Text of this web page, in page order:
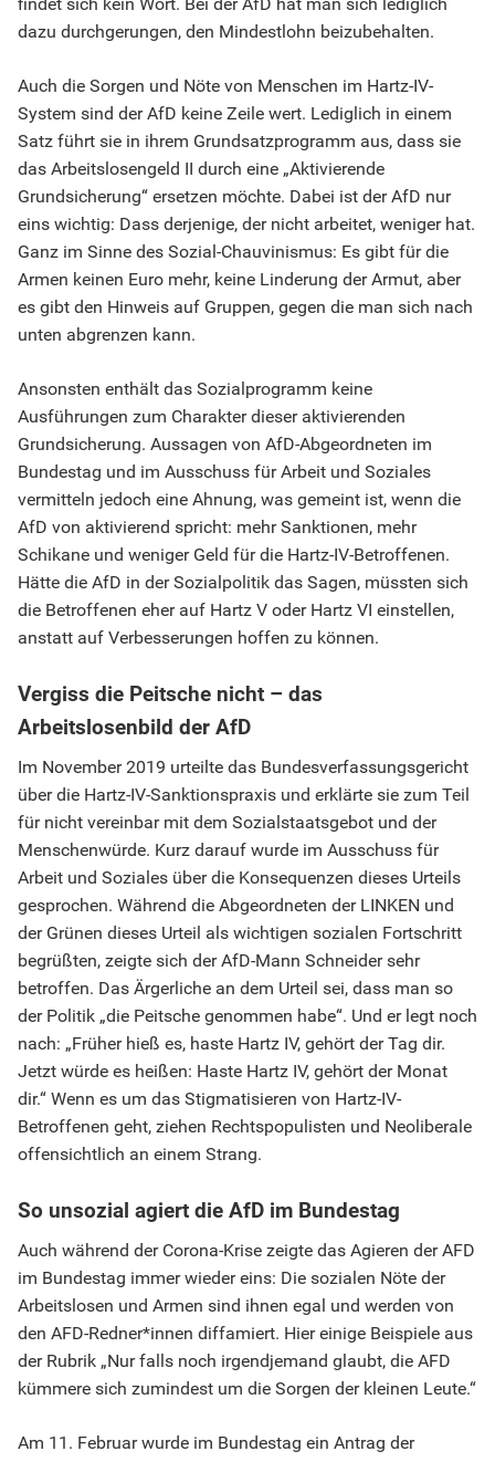
dazu durchgerungen, den Mindestlohn beizubehalten.
Auch die Sorgen und Nöte von Menschen im Hartz-IV-
System sind der AfD keine Zeile wert. Lediglich in einem
Satz führt sie in ihrem Grundsatzprogramm aus, dass sie
das Arbeitslosengeld II durch eine „Aktivierende
Grundsicherung“ ersetzen möchte. Dabei ist der AfD nur
eins wichtig: Dass derjenige, der nicht arbeitet, weniger hat.
Ganz im Sinne des Sozial-Chauvinismus: Es gibt für die
Armen keinen Euro mehr, keine Linderung der Armut, aber
es gibt den Hinweis auf Gruppen, gegen die man sich nach
unten abgrenzen kann.
Ansonsten enthält das Sozialprogramm keine
Ausführungen zum Charakter dieser aktivierenden
Grundsicherung. Aussagen von AfD-Abgeordneten im
Bundestag und im Ausschuss für Arbeit und Soziales
vermitteln jedoch eine Ahnung, was gemeint ist, wenn die
AfD von aktivierend spricht: mehr Sanktionen, mehr
Schikane und weniger Geld für die Hartz-IV-Betroffenen.
Hätte die AfD in der Sozialpolitik das Sagen, müssten sich
die Betroffenen eher auf Hartz V oder Hartz VI einstellen,
anstatt auf Verbesserungen hoffen zu können.
Vergiss die Peitsche nicht – das
Arbeitslosenbild der AfD
Im November 2019 urteilte das Bundesverfassungsgericht
über die Hartz-IV-Sanktionspraxis und erklärte sie zum Teil
für nicht vereinbar mit dem Sozialstaatsgebot und der
Menschenwürde. Kurz darauf wurde im Ausschuss für
Arbeit und Soziales über die Konsequenzen dieses Urteils
gesprochen. Während die Abgeordneten der LINKEN und
der Grünen dieses Urteil als wichtigen sozialen Fortschritt
begrüßten, zeigte sich der AfD-Mann Schneider sehr
betroffen. Das Ärgerliche an dem Urteil sei, dass man so
der Politik „die Peitsche genommen habe“. Und er legt noch
nach: „Früher hieß es, haste Hartz IV, gehört der Tag dir.
Jetzt würde es heißen: Haste Hartz IV, gehört der Monat
dir.“ Wenn es um das Stigmatisieren von Hartz-IV-
Betroffenen geht, ziehen Rechtspopulisten und Neoliberale
offensichtlich an einem Strang.
So unsozial agiert die AfD im Bundestag
Auch während der Corona-Krise zeigte das Agieren der AFD
im Bundestag immer wieder eins: Die sozialen Nöte der
Arbeitslosen und Armen sind ihnen egal und werden von
den AFD-Redner*innen diffamiert. Hier einige Beispiele aus
der Rubrik „Nur falls noch irgendjemand glaubt, die AFD
kümmere sich zumindest um die Sorgen der kleinen Leute.“
Am 11. Februar wurde im Bundestag ein Antrag der